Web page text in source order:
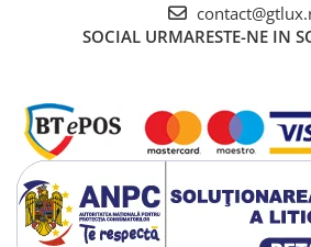
SOCIAL URMARESTE-NE IN